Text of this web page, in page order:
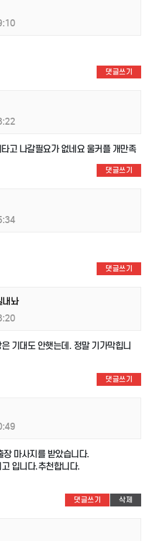
댓글쓰기
고 나갈필요가 없네요 울커플 개만족
댓글쓰기
댓글쓰기
내놔
기대도 안햇는데. 정말 기가막힙니
댓글쓰기
장 마사지를 받았습니다.
입니다.추천합니다.
댓글쓰기 삭제